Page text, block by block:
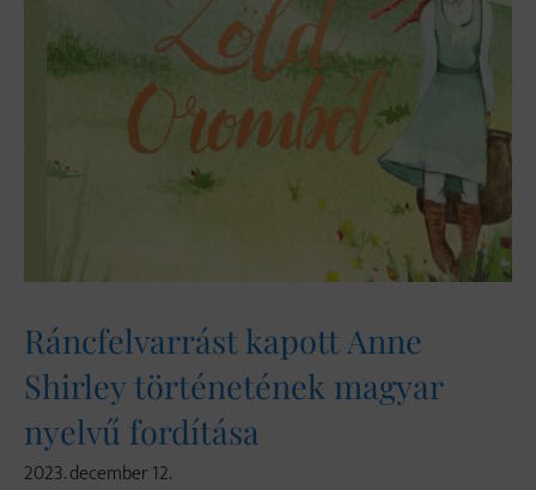
Ráncfelvarrást kapott Anne
Shirley történetének magyar
nyelvű fordítása
2023. december 12.